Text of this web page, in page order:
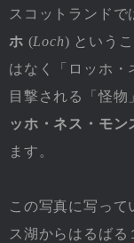
スコットランドで
ホ (Loch) という
はなく「ロッホ・
目撃される「怪物
ッホ・ネス・モン
ます。
この写真に写って
ス湖からはるば